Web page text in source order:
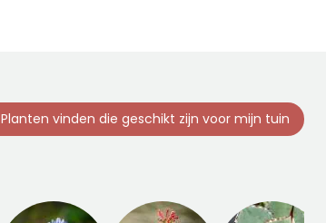
Planten vinden die geschikt zijn voor mijn tuin